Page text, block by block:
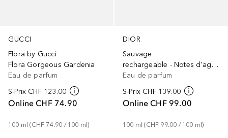
GUCCI
Flora by Gucci
Flora Gorgeous Gardenia
Eau de parfum
S-Prix CHF 123.00
Online CHF 74.90
100 ml (CHF 74.90 / 100 ml)
DIOR
Sauvage
rechargeable - Notes d'agrumes et de vanille
Eau de parfum
S-Prix CHF 139.00
Online CHF 99.00
100 ml (CHF 99.00 / 100 ml)
+ 25